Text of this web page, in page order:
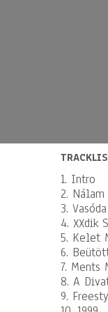
1. Intro
2.
3. Vasóda
4. XXdik
5. Kelet
6.
7. Ments
8. A
9.